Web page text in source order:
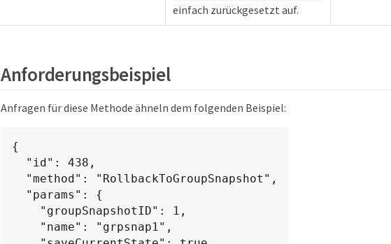
einfach zurückgesetzt auf.
Anforderungsbeispiel
Anfragen für diese Methode ähneln dem folgenden Beispiel:
{